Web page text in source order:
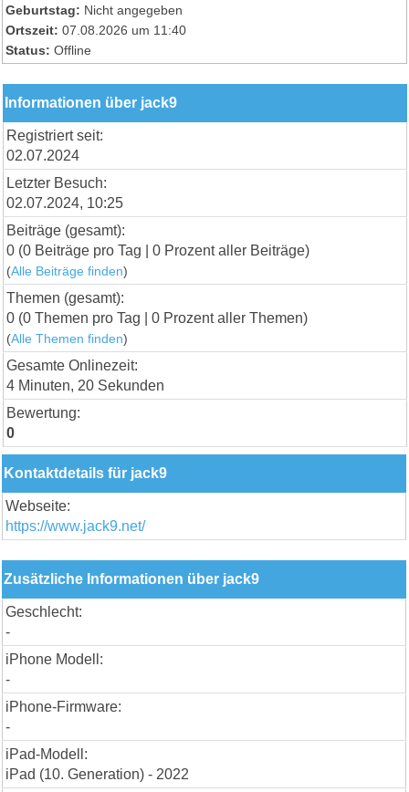
Geburtstag: Nicht angegeben
Ortszeit: 07.08.2026 um 11:40
Status: Offline
Informationen über jack9
Registriert seit:
02.07.2024
Letzter Besuch:
02.07.2024, 10:25
Beiträge (gesamt):
0 (0 Beiträge pro Tag | 0 Prozent aller Beiträge)
(Alle Beiträge finden)
Themen (gesamt):
0 (0 Themen pro Tag | 0 Prozent aller Themen)
(Alle Themen finden)
Gesamte Onlinezeit:
4 Minuten, 20 Sekunden
Bewertung:
0
Kontaktdetails für jack9
Webseite:
https://www.jack9.net/
Zusätzliche Informationen über jack9
Geschlecht:
-
iPhone Modell:
-
iPhone-Firmware:
-
iPad-Modell:
iPad (10. Generation) - 2022